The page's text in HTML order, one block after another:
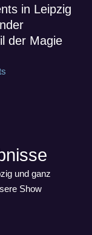
in Leipzig
der Magie
und ganz
Show